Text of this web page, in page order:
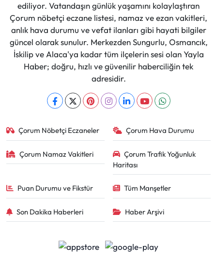
ediliyor. Vatandaşın günlük yaşamını kolaylaştıran
Çorum nöbetçi eczane listesi, namaz ve ezan vakitleri,
anlık hava durumu ve vefat ilanları gibi hayati bilgiler
güncel olarak sunulur. Merkezden Sungurlu, Osmancık,
İskilip ve Alaca'ya kadar tüm ilçelerin sesi olan Yayla
Haber; doğru, hızlı ve güvenilir haberciliğin tek
adresidir.
Çorum Nöbetçi Eczaneler Çorum Hava Durumu
Çorum Namaz Vakitleri
Çorum Trafik Yoğunluk
Haritası
Puan Durumu ve Fikstür Tüm Manşetler
Son Dakika Haberleri Haber Arşivi